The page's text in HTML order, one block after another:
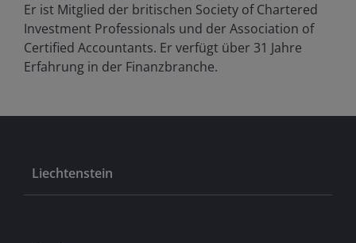
Er ist Mitglied der britischen Society of Chartered
Investment Professionals und der Association of
Certified Accountants. Er verfügt über 31 Jahre
Erfahrung in der Finanzbranche.
Liechtenstein